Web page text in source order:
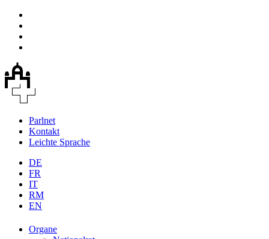
Parlnet
Kontakt
Leichte Sprache
DE
FR
IT
RM
EN
Organe